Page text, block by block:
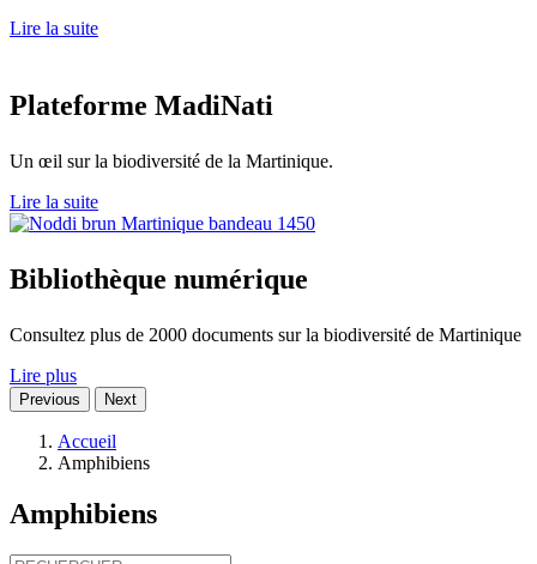
Lire la suite
Plateforme MadiNati
Un œil sur la biodiversité de la Martinique.
Lire la suite
Bibliothèque numérique
Consultez plus de 2000 documents sur la biodiversité de Martinique
Lire plus
Previous Next
Accueil
Amphibiens
Amphibiens